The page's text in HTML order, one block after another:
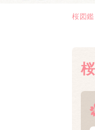
桜図